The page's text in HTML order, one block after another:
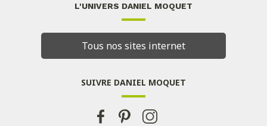
L'UNIVERS DANIEL MOQUET
Tous nos sites internet
SUIVRE DANIEL MOQUET